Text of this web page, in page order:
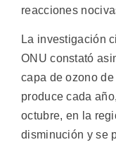
reacciones
La investigación
ONU constató
capa de ozono
produce cada
octubre, en la
disminución y se